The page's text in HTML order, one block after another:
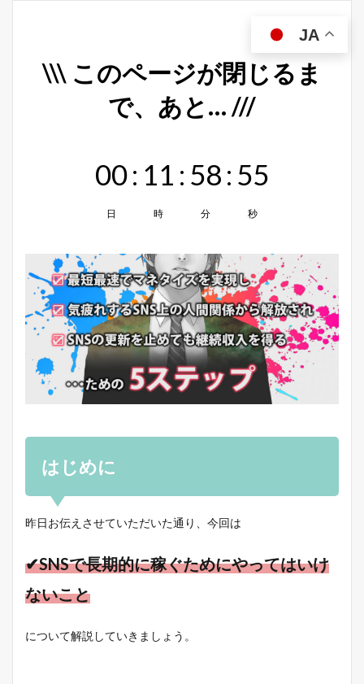
\\\ このページが閉じるま
で、あと… ///
00
日
: 11
時
: 58
分
: 55
秒
はじめに
昨日お伝えさせていただいた通り、今回は
✔SNSで長期的に稼ぐためにやってはいけ
ないこと
について解説していきましょう。
JA